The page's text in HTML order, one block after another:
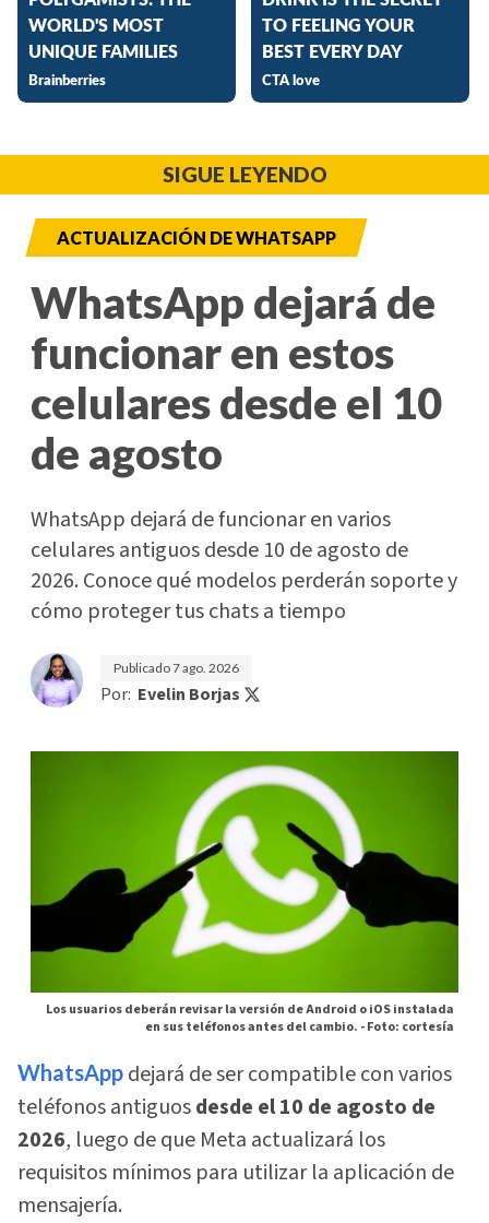
SIGUE LEYENDO
ACTUALIZACIÓN DE WHATSAPP
WhatsApp dejará de
funcionar en estos
celulares desde el 10
de agosto
WhatsApp dejará de funcionar en varios
celulares antiguos desde 10 de agosto de
2026. Conoce qué modelos perderán soporte y
cómo proteger tus chats a tiempo
Publicado7 ago. 2026
Por: Evelin Borjas
Los usuarios deberán revisar la versión de Android o iOS instalada
en sus teléfonos antes del cambio. -Foto: cortesía
WhatsApp dejará de ser compatible con varios
teléfonos antiguosdesde el 10 de agosto de
2026, luego de que Meta actualizará los
requisitos mínimos para utilizar la aplicación de
mensajería.